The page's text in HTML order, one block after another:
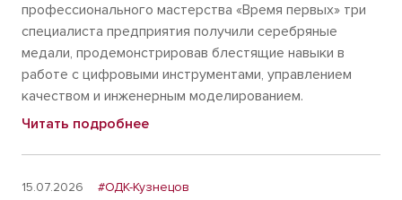
профессионального мастерства «Время первых» три
специалиста предприятия получили серебряные
медали, продемонстрировав блестящие навыки в
работе с цифровыми инструментами, управлением
качеством и инженерным моделированием.
Читать подробнее
15.07.2026 #ОДК-Кузнецов